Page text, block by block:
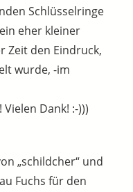
Schlüsselringe
eher kleiner
Zeit den Eindruck,
wurde, -im
Dank! :-)))
„schildcher“ und
Fuchs für den